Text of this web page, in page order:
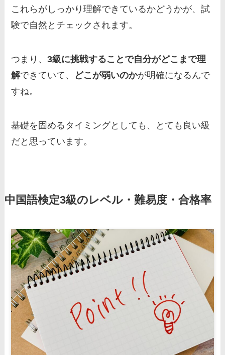
これらがしっかり理解できているかどうかが、試
験で自然とチェックされます。
つまり、3級に挑戦することで自分がどこまで理
解できていて、 どこが弱いのかが明確になるんで
すね。
基礎を固めるタイミングとしても、とても良い級
だと思っています。
中国語検定3級のレベル・難易度・合格率